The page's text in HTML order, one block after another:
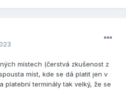
místech (čerstvá zkušenost z
míst, kde se dá platit jen v
platební terminály tak velký, že se